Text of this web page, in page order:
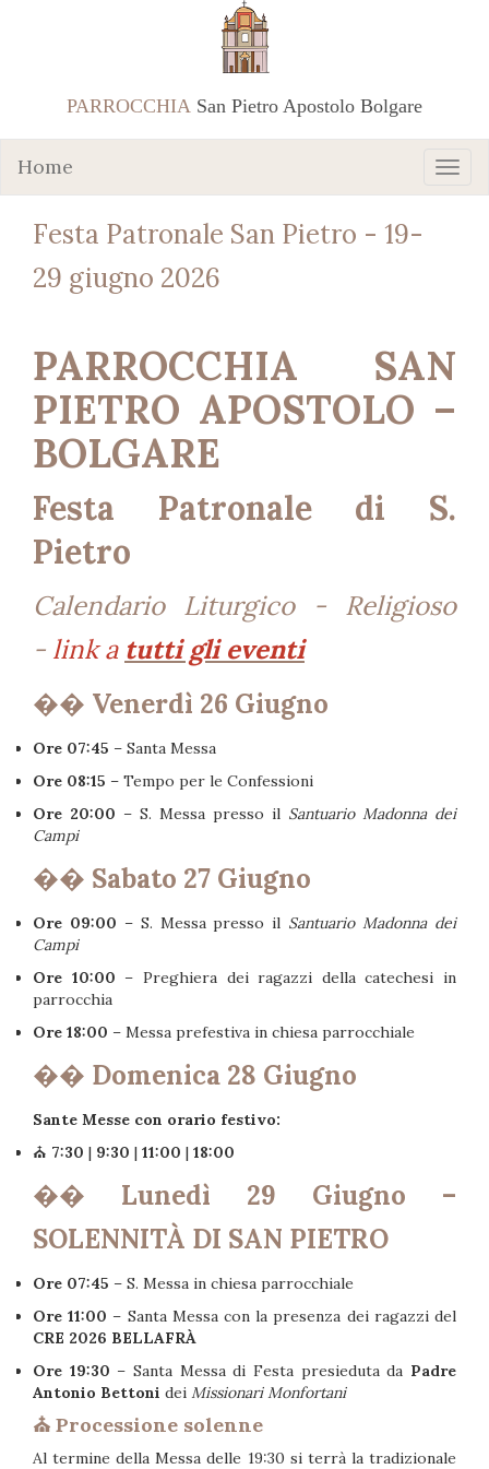
PARROCCHIA San Pietro Apostolo Bolgare
Home
Festa Patronale San Pietro - 19-
29 giugno 2026
PARROCCHIA SAN
PIETRO APOSTOLO –
BOLGARE
Festa Patronale di S.
Pietro
Calendario Liturgico - Religioso
- link a tutti gli eventi
��️ Venerdì 26 Giugno
Ore 07:45 – Santa Messa
Ore 08:15 – Tempo per le Confessioni
Ore 20:00 – S. Messa presso il Santuario Madonna dei
Campi
��️ Sabato 27 Giugno
Ore 09:00 – S. Messa presso il Santuario Madonna dei
Campi
Ore 10:00 – Preghiera dei ragazzi della catechesi in
parrocchia
Ore 18:00 – Messa prefestiva in chiesa parrocchiale
��️ Domenica 28 Giugno
Sante Messe con orario festivo:
⛪ 7:30 | 9:30 | 11:00 | 18:00
��️ Lunedì 29 Giugno –
SOLENNITÀ DI SAN PIETRO
Ore 07:45 – S. Messa in chiesa parrocchiale
Ore 11:00 – Santa Messa con la presenza dei ragazzi del
CRE 2026 BELLAFRÀ
Ore 19:30 – Santa Messa di Festa presieduta da Padre
Antonio Bettoni dei Missionari Monfortani
⛪ Processione solenne
Al termine della Messa delle 19:30 si terrà la tradizionale